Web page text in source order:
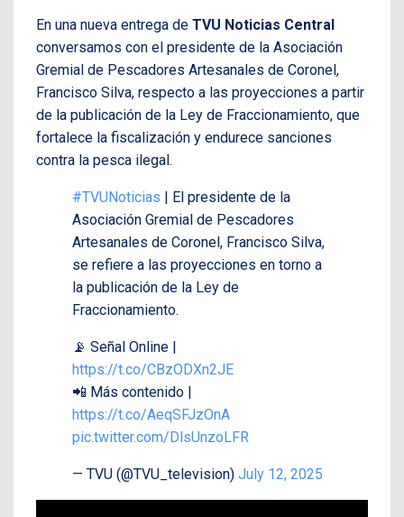
En una nueva entrega de TVU Noticias Central
conversamos con el presidente de la Asociación
Gremial de Pescadores Artesanales de Coronel,
Francisco Silva, respecto a las proyecciones a partir
de la publicación de la Ley de Fraccionamiento, que
fortalece la fiscalización y endurece sanciones
contra la pesca ilegal.
#TVUNoticias | El presidente de la
Asociación Gremial de Pescadores
Artesanales de Coronel, Francisco Silva,
se refiere a las proyecciones en torno a
la publicación de la Ley de
Fraccionamiento.
📡 Señal Online |
https://t.co/CBzODXn2JE
📲 Más contenido |
https://t.co/AeqSFJzOnA
pic.twitter.com/DlsUnzoLFR
— TVU (@TVU_television) July 12, 2025